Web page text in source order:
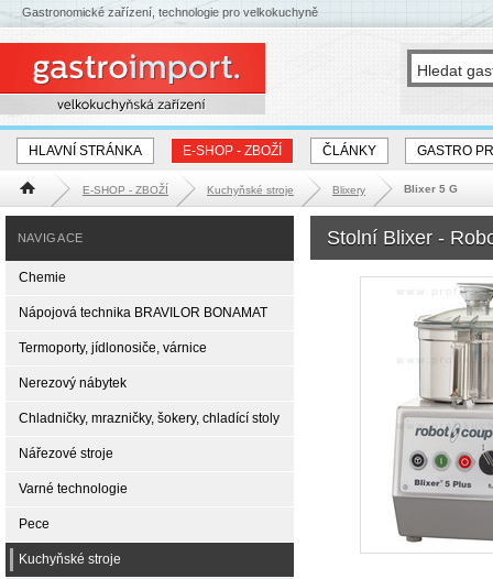
HLAVNÍ STRÁNKA E-SHOP - ZBOŽÍ ČLÁNKY GASTRO
Hlavní stránka E-SHOP - ZBOŽÍ Kuchyňské stroje Blixery Blixer 5 G
Stolní Blixer -
NAVIGACE
Chemie
Nápojová technika BRAVILOR BONAMAT
Termoporty, jídlonosiče, várnice
Nerezový nábytek
Chladničky, mrazničky, šokery, chladící stoly
Nářezové stroje
Varné technologie
Pece
Kuchyňské stroje
Gastronomické zařízení, technologie pro velkokuchyně